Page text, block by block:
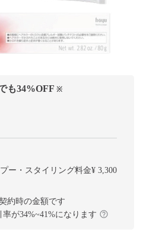
も34%OFF ※
ー・スタイリング料金¥ 3,300
約時の金額です
率が34%~41%になります